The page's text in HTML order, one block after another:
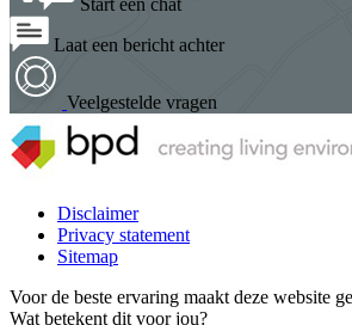
Laat een bericht achter
Veelgestelde vragen
Disclaimer
Privacy statement
Sitemap
Voor de beste ervaring maakt deze website
Wat betekent dit voor jou?